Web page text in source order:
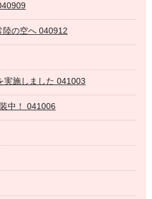
陸の空へ 040912
実施しました 041003
中！ 041006